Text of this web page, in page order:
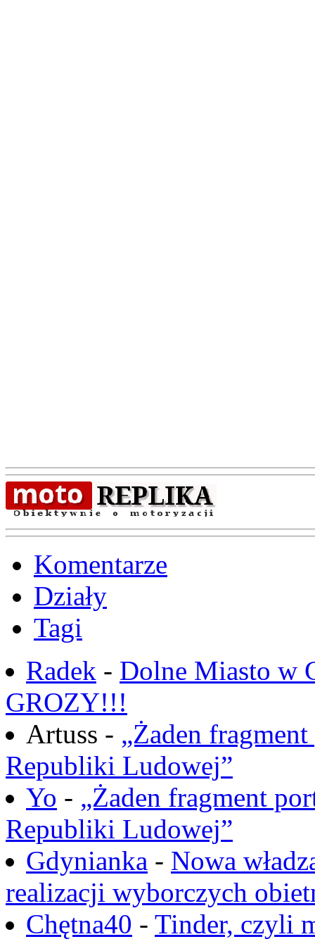
Komentarze
Działy
Tagi
Radek - Dolne Miasto w
GROZY!!!
Artuss - „Żaden
Republiki Ludowej”
Yo - „Żaden fragment
Republiki Ludowej”
Gdynianka - Nowa
realizacji wyborczych
Chętna40 - Tinder, czyli